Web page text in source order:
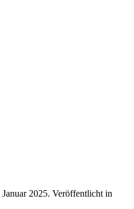
Januar 2025. Veröffentlicht in